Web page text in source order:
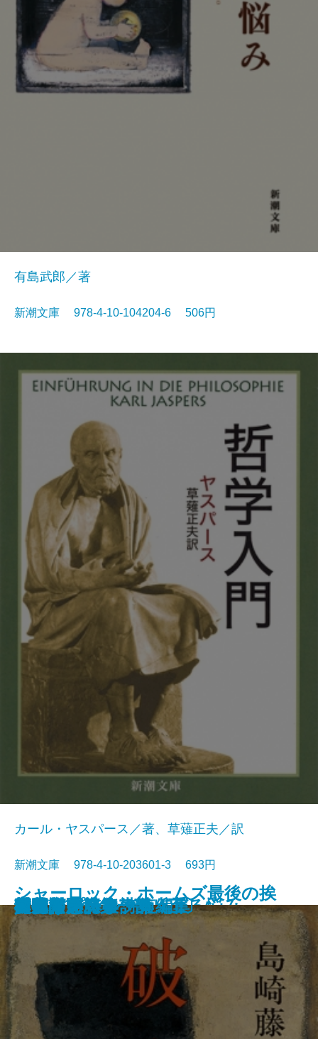
春の城
桜の実の熟する時
千曲川のスケッチ
シャーロック・ホームズ最後の挨
拶
人間の土地
クヌルプ
夜明け前 第二部〔下〕
夜明け前 第二部〔上〕
小さき者へ・生れ出づる悩み
有島武郎／著
新潮文庫 978-4-10-104204-6 506円
哲学入門
カール・ヤスパース／著、草薙正夫／訳
新潮文庫 978-4-10-203601-3 693円
破戒
夜明け前 第一部〔上〕
夜明け前 第一部〔下〕
肉体の悪魔
青春は美わし
コクトー詩集
アポリネール詩集
人生論ノート
異邦人
スタインベック短編集